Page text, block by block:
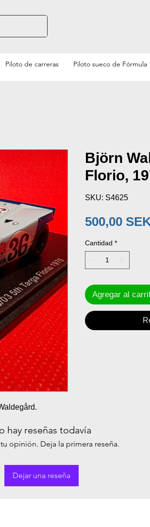
Piloto de carreras Piloto sueco de Fórmula
Björn
Florio,
SKU: S4625
500,00
Cantidad *
Agregar al
hay reseñas todavía
opinión. Deja la primera reseña.
Dejar una reseña